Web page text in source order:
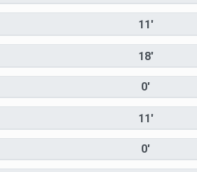
11'
18'
0'
11'
0'